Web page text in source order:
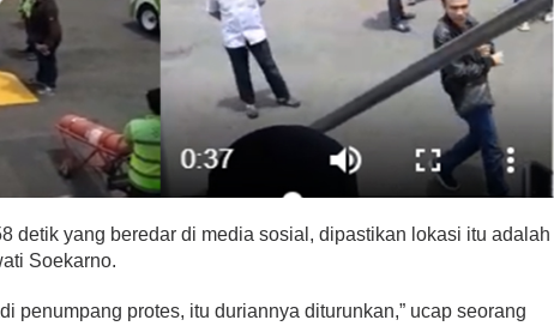
detik yang beredar di media sosial, dipastikan lokasi itu adalah
Soekarno.
penumpang protes, itu duriannya diturunkan,” ucap seorang